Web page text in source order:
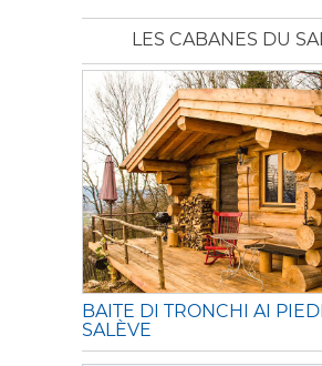
LES CABANES DU
BAITE DI TRONCHI AI
SALÈVE